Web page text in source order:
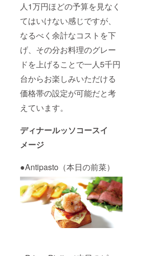
人1万円ほどの予算を見なく
てはいけない感じですが、
なるべく余計なコストを下
げ、その分お料理のグレー
ドを上げることで一人5千円
台からお楽しみいただける
価格帯の設定が可能だと考
えています。
ディナールッソコースイ
メージ
●Antipasto（本日の前菜）